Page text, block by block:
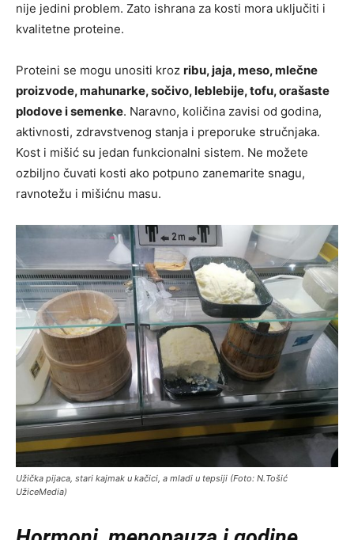
nije jedini problem. Zato ishrana za kosti mora uključiti i
kvalitetne proteine.
Proteini se mogu unositi kroz ribu, jaja, meso, mlečne
proizvode, mahunarke, sočivo, leblebije, tofu, orašaste
plodove i semenke. Naravno, količina zavisi od godina,
aktivnosti, zdravstvenog stanja i preporuke stručnjaka.
Kost i mišić su jedan funkcionalni sistem. Ne možete
ozbiljno čuvati kosti ako potpuno zanemarite snagu,
ravnotežu i mišićnu masu.
Užička pijaca, stari kajmak u kačici, a mladi u tepsiji (Foto: N.Tošić
UžiceMedia)